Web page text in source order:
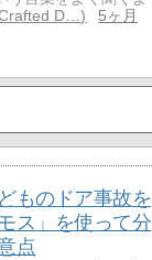
D…
5ヶ月
ものドア事故を
ス」を使って分
点